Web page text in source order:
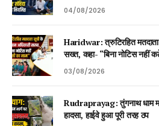
04/08/2026
Haridwar: त्रुटिरहित मतदाता
सख्त, कहा- “बिना नोटिस नहीं
03/08/2026
Rudraprayag: तुंगनाथ धाम
हादसा, हाईवे हुआ पूरी तरह ठप